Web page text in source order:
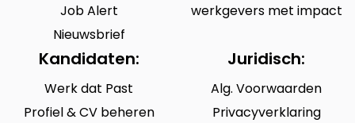
Job Alert
Nieuwsbrief
werkgevers met impact
Kandidaten:
Werk dat Past
Profiel & CV beheren
Juridisch:
Alg. Voorwaarden
Privacyverklaring